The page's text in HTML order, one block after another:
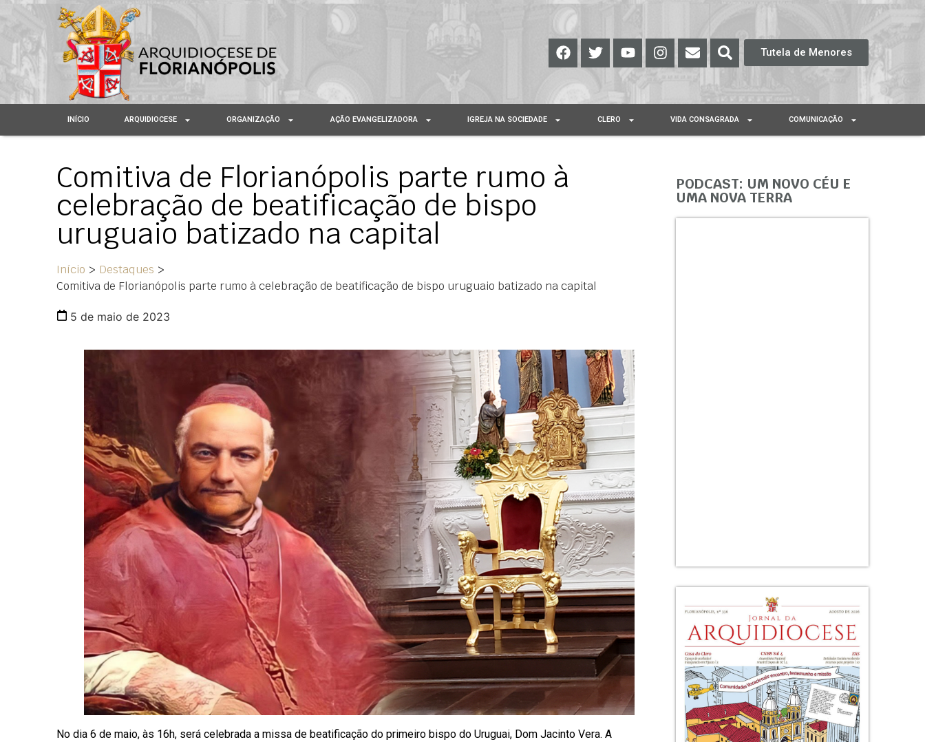
Tutela de Menores
INÍCIO ARQUIDIOCESE ORGANIZAÇÃO AÇÃO EVANGELIZADORA IGREJA NA SOCIEDADE CLERO VIDA CONSAGRADA COMUNICAÇÃO
Comitiva de Florianópolis parte rumo à
celebração de beatificação de bispo
uruguaio batizado na capital
Início > Destaques >
Comitiva de Florianópolis parte rumo à celebração de beatificação de bispo uruguaio batizado na capital
5 de maio de 2023
No dia 6 de maio, às 16h, será celebrada a missa de beatificação do primeiro bispo do Uruguai, Dom Jacinto Vera. A
PODCAST: UM NOVO CÉU E
UMA NOVA TERRA